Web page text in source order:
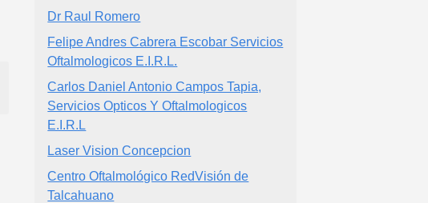
Dr Raul Romero
Felipe Andres Cabrera Escobar Servicios
Oftalmologicos E.I.R.L.
Carlos Daniel Antonio Campos Tapia,
Servicios Opticos Y Oftalmologicos
E.I.R.L
Laser Vision Concepcion
Centro Oftalmológico RedVisión de
Talcahuano